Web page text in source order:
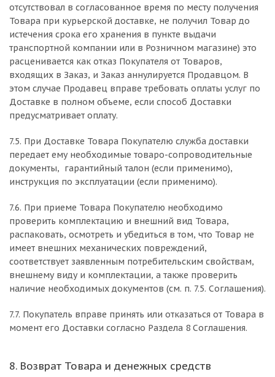
отсутствовал в согласованное время по месту получения
Товара при курьерской доставке, не получил Товар до
истечения срока его хранения в пункте выдачи
транспортной компании или в Розничном магазине) это
расценивается как отказ Покупателя от Товаров,
входящих в Заказ, и Заказ аннулируется Продавцом. В
этом случае Продавец вправе требовать оплаты услуг по
Доставке в полном объеме, если способ Доставки
предусматривает оплату.
7.5. При Доставке Товара Покупателю служба доставки
передает ему необходимые товаро-сопроводительные
документы, гарантийный талон (если применимо),
инструкция по эксплуатации (если применимо).
7.6. При приеме Товара Покупателю необходимо
проверить комплектацию и внешний вид Товара,
распаковать, осмотреть и убедиться в том, что Товар не
имеет внешних механических повреждений,
соответствует заявленным потребительским свойствам,
внешнему виду и комплектации, а также проверить
наличие необходимых документов (см. п. 7.5. Соглашения).
7.7. Покупатель вправе принять или отказаться от Товара в
момент его Доставки согласно Раздела 8 Соглашения.
8. Возврат Товара и денежных средств